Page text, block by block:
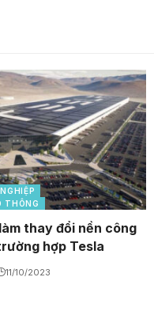
THÔNG
thay đổi nền công
hợp Tesla
11/10/2023